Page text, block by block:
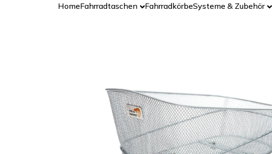
HomeFahrradtaschen FahrradkörbeSysteme & Zubehör